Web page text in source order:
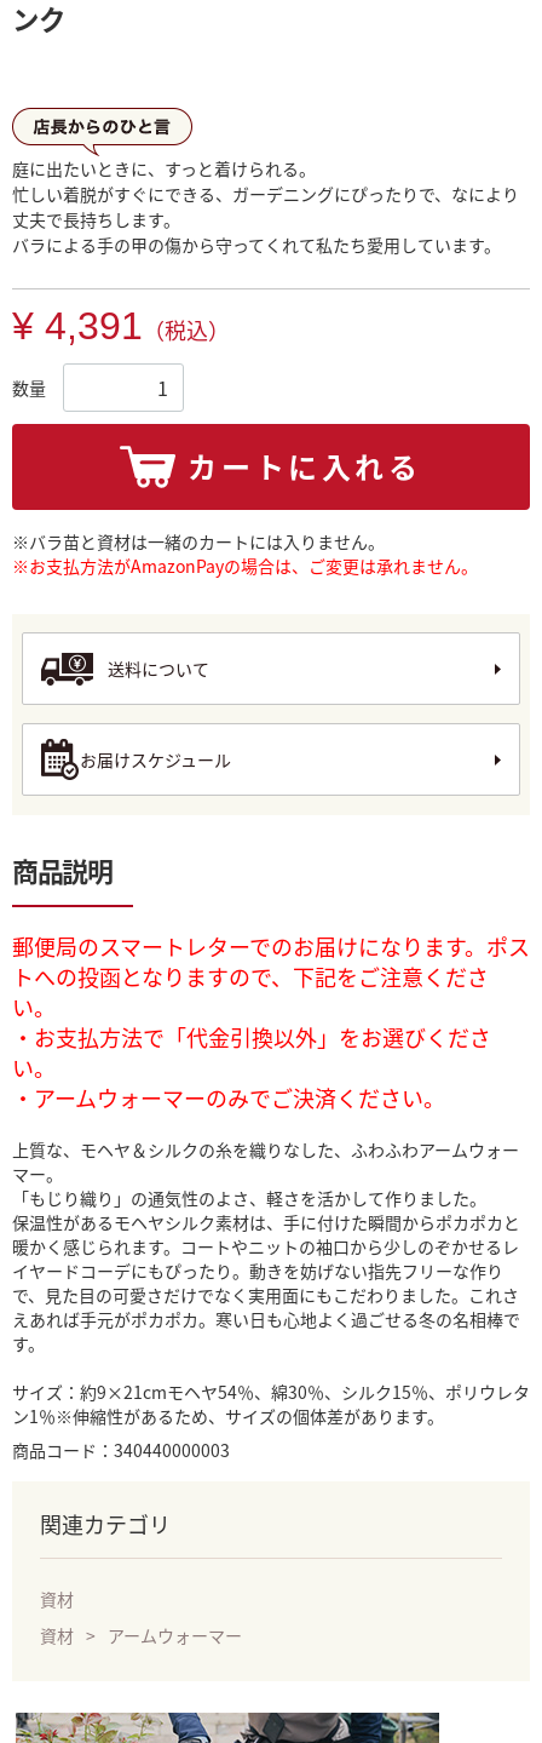
ンク
店長からひとこと
庭に出たいときに、すっと着けられる。
忙しい着脱がすぐにできる、ガーデニングにぴったりで、なにより
丈夫で長持ちします。
バラによる手の甲の傷から守ってくれて私たち愛用しています。
¥ 4,391 （税込）
数量
カートに入れる
※バラ苗と資材は一緒のカートには入りません。
※お支払方法がAmazonPayの場合は、ご変更は承れません。
送料について
お届けスケジュール
商品説明
郵便局のスマートレターでのお届けになります。ポス
トへの投函となりますので、下記をご注意くださ
い。
・お支払方法で「代金引換以外」をお選びくださ
い。
・アームウォーマーのみでご決済ください。
上質な、モヘヤ＆シルクの糸を織りなした、ふわふわアームウォー
マー。
「もじり織り」の通気性のよさ、軽さを活かして作りました。
保温性があるモヘヤシルク素材は、手に付けた瞬間からポカポカと
暖かく感じられます。コートやニットの袖口から少しのぞかせるレ
イヤードコーデにもぴったり。動きを妨げない指先フリーな作り
で、見た目の可愛さだけでなく実用面にもこだわりました。これさ
えあれば手元がポカポカ。寒い日も心地よく過ごせる冬の名相棒で
す。
サイズ：約9×21cmモヘヤ54％、綿30％、シルク15％、ポリウレタ
ン1％※伸縮性があるため、サイズの個体差があります。
商品コード：340440000003
関連カテゴリ
資材
資材
アームウォーマー